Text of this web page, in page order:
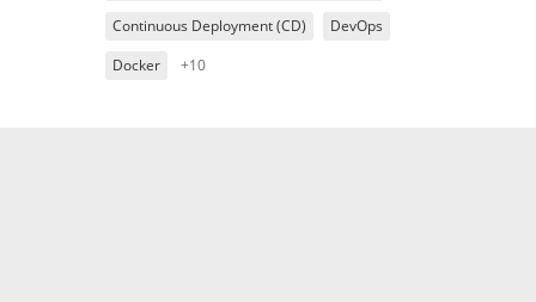
Continuous Deployment (CD) DevOps
Docker +10